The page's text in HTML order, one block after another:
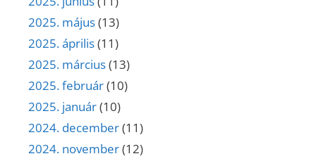
2025. május(13)
2025. április(11)
2025. március(13)
2025. február(10)
2025. január(10)
2024. december(11)
2024. november(12)